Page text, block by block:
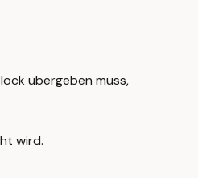
übergeben muss,
wird.